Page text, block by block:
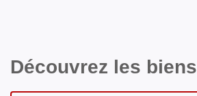
Découvrez les biens